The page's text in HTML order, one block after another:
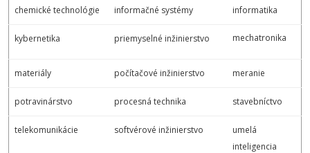
chemické technológie informačné systémy informatika
kybernetika priemyselné inžinierstvo mechatronika
materiály počítačové inžinierstvo meranie
potravinárstvo procesná technika stavebníctvo
telekomunikácie softvérové inžinierstvo
umelá
inteligencia